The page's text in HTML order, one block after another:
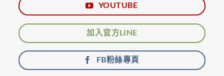
YOUTUBE
加入官方LINE
FB粉絲專頁